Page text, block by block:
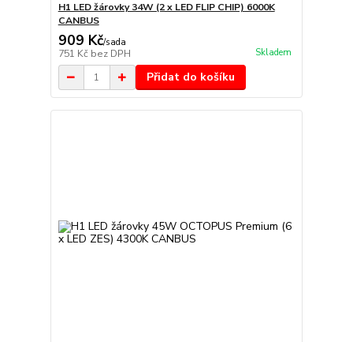
H1 LED žárovky 34W (2 x LED FLIP CHIP) 6000K
CANBUS
909 Kč/sada
751 Kč bez DPH Skladem
Přidat do košíku